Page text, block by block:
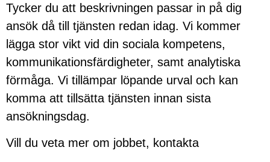
Tycker du att beskrivningen passar in på dig
ansök då till tjänsten redan idag. Vi kommer
lägga stor vikt vid din sociala kompetens,
kommunikationsfärdigheter, samt analytiska
förmåga. Vi tillämpar löpande urval och kan
komma att tillsätta tjänsten innan sista
ansökningsdag.
Vill du veta mer om jobbet, kontakta